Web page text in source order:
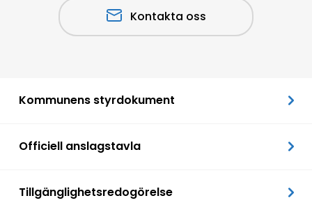
Kontakta oss
Kommunens styrdokument
Officiell anslagstavla
Tillgänglighetsredogörelse